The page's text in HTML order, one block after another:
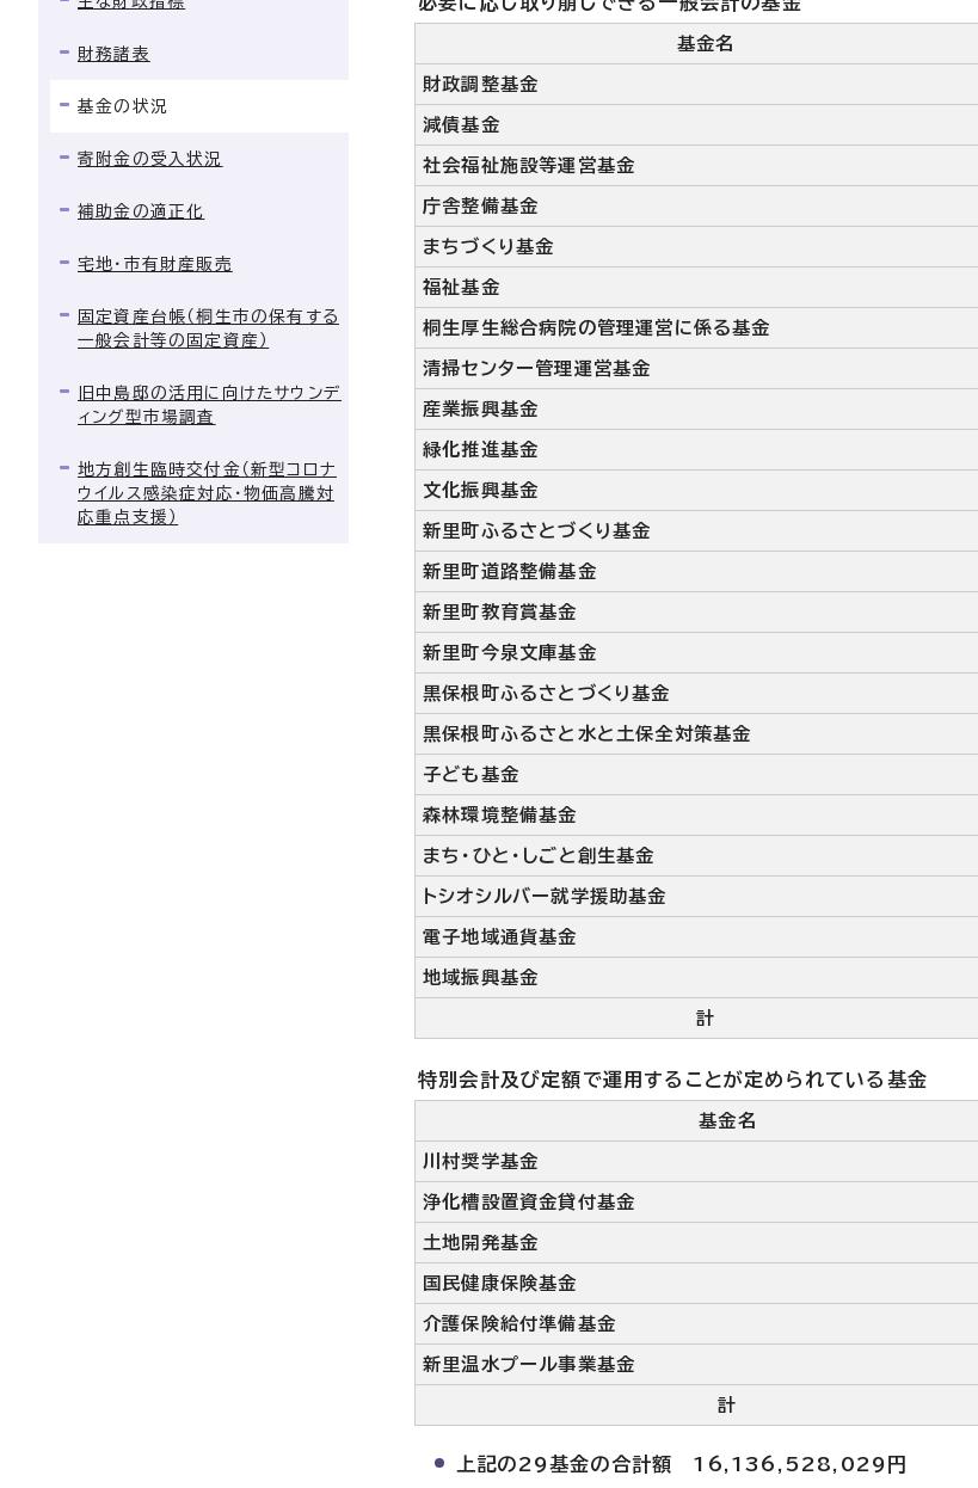
基金名
財政調整基金
減債基金
社会福祉施設等運営基金
庁舎整備基金
まちづくり基金
福祉基金
桐生厚生総合病院の管理運営に係る基金
清掃センター管理運営基金
産業振興基金
緑化推進基金
文化振興基金
新里町ふるさとづくり基金
新里町道路整備基金
新里町教育賞基金
新里町今泉文庫基金
黒保根町ふるさとづくり基金
黒保根町ふるさと水と土保全対策基金
子ども基金
森林環境整備基金
まち・ひと・しごと創生基金
トシオシルバー就学援助基金
電子地域通貨基金
地域振興基金
計
特別会計及び定額で運用することが定められている基金
基金名
川村奨学基金
浄化槽設置資金貸付基金
土地開発基金
国民健康保険基金
介護保険給付準備基金
新里温水プール事業基金
計
上記の29基金の合計額 16,136,528,029円
財務諸表
基金の状況
寄附金の受入状況
補助金の適正化
宅地・市有財産販売
固定資産台帳（桐生市の保有する
一般会計等の固定資産）
旧中島邸の活用に向けたサウンデ
ィング型市場調査
地方創生臨時交付金（新型コロナ
ウイルス感染症対応・物価高騰対
応重点支援）